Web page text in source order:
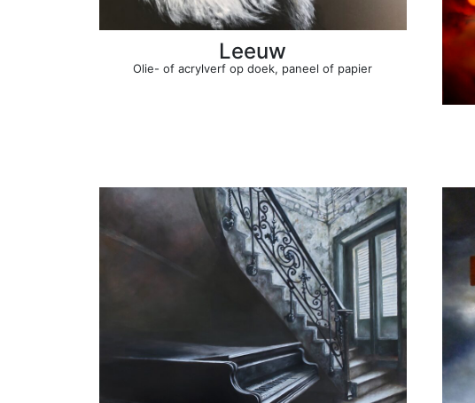
Leeuw
Olie- of acrylverf op doek, paneel of papier